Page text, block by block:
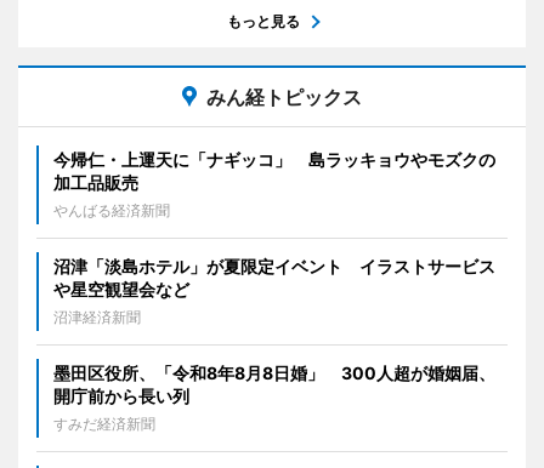
もっと見る
みん経トピックス
今帰仁・上運天に「ナギッコ」 島ラッキョウやモズクの
加工品販売
やんばる経済新聞
沼津「淡島ホテル」が夏限定イベント イラストサービス
や星空観望会など
沼津経済新聞
墨田区役所、「令和8年8月8日婚」 300人超が婚姻届、
開庁前から長い列
すみだ経済新聞